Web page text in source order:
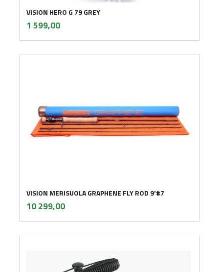
VISION HERO G 79 GREY
Pris
1 599,00mva.
VISION MERISUOLA GRAPHENE FLY ROD 9'#7
Pris
10 299,00mva.